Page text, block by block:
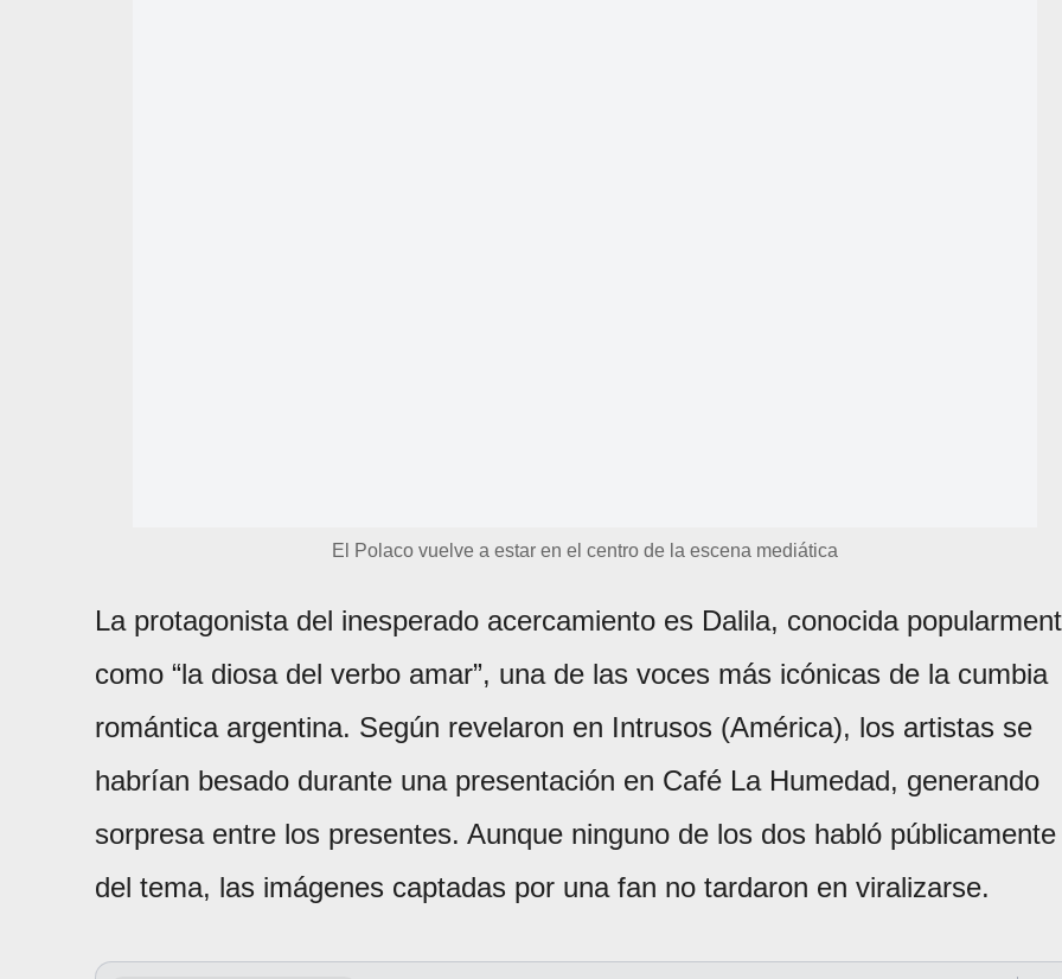
El Polaco vuelve a estar en el centro de la escena mediática
La protagonista del inesperado acercamiento es Dalila, conocida
como “la diosa del verbo amar”, una de las voces más icónicas de la cumbia
romántica argentina. Según revelaron en Intrusos (América), los artistas se
habrían besado durante una presentación en Café La Humedad, generando
sorpresa entre los presentes. Aunque ninguno de los dos habló públicamente
del tema, las imágenes captadas por una fan no tardaron en viralizarse.